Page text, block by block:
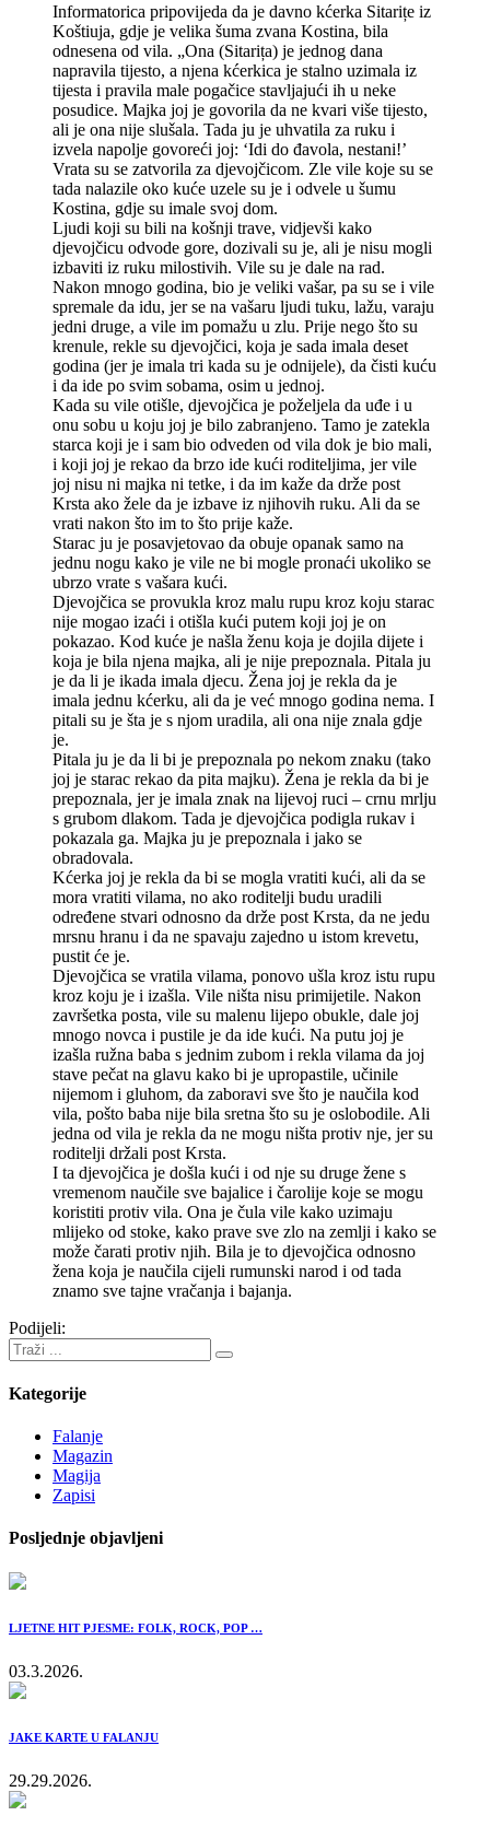
Informatorica pripovijeda da je davno kćerka Sitarițe iz
Koštiuja, gdje je velika šuma zvana Kostina, bila
odnesena od vila. „Ona (Sitarița) je jednog dana
napravila tijesto, a njena kćerkica je stalno uzimala iz
tijesta i pravila male pogačice stavljajući ih u neke
posudice. Majka joj je govorila da ne kvari više tijesto,
ali je ona nije slušala. Tada ju je uhvatila za ruku i
izvela napolje govoreći joj: ‘Idi do đavola, nestani!’
Vrata su se zatvorila za djevojčicom. Zle vile koje su se
tada nalazile oko kuće uzele su je i odvele u šumu
Kostina, gdje su imale svoj dom.
Ljudi koji su bili na košnji trave, vidjevši kako
djevojčicu odvode gore, dozivali su je, ali je nisu mogli
izbaviti iz ruku milostivih. Vile su je dale na rad.
Nakon mnogo godina, bio je veliki vašar, pa su se i vile
spremale da idu, jer se na vašaru ljudi tuku, lažu, varaju
jedni druge, a vile im pomažu u zlu. Prije nego što su
krenule, rekle su djevojčici, koja je sada imala deset
godina (jer je imala tri kada su je odnijele), da čisti kuću
i da ide po svim sobama, osim u jednoj.
Kada su vile otišle, djevojčica je poželjela da uđe i u
onu sobu u koju joj je bilo zabranjeno. Tamo je zatekla
starca koji je i sam bio odveden od vila dok je bio mali,
i koji joj je rekao da brzo ide kući roditeljima, jer vile
joj nisu ni majka ni tetke, i da im kaže da drže post
Krsta ako žele da je izbave iz njihovih ruku. Ali da se
vrati nakon što im to što prije kaže.
Starac ju je posavjetovao da obuje opanak samo na
jednu nogu kako je vile ne bi mogle pronaći ukoliko se
ubrzo vrate s vašara kući.
Djevojčica se provukla kroz malu rupu kroz koju starac
nije mogao izaći i otišla kući putem koji joj je on
pokazao. Kod kuće je našla ženu koja je dojila dijete i
koja je bila njena majka, ali je nije prepoznala. Pitala ju
je da li je ikada imala djecu. Žena joj je rekla da je
imala jednu kćerku, ali da je već mnogo godina nema. I
pitali su je šta je s njom uradila, ali ona nije znala gdje
je.
Pitala ju je da li bi je prepoznala po nekom znaku (tako
joj je starac rekao da pita majku). Žena je rekla da bi je
prepoznala, jer je imala znak na lijevoj ruci – crnu mrlju
s grubom dlakom. Tada je djevojčica podigla rukav i
pokazala ga. Majka ju je prepoznala i jako se
obradovala.
Kćerka joj je rekla da bi se mogla vratiti kući, ali da se
mora vratiti vilama, no ako roditelji budu uradili
određene stvari odnosno da drže post Krsta, da ne jedu
mrsnu hranu i da ne spavaju zajedno u istom krevetu,
pustit će je.
Djevojčica se vratila vilama, ponovo ušla kroz istu rupu
kroz koju je i izašla. Vile ništa nisu primijetile. Nakon
završetka posta, vile su malenu lijepo obukle, dale joj
mnogo novca i pustile je da ide kući. Na putu joj je
izašla ružna baba s jednim zubom i rekla vilama da joj
stave pečat na glavu kako bi je upropastile, učinile
nijemom i gluhom, da zaboravi sve što je naučila kod
vila, pošto baba nije bila sretna što su je oslobodile. Ali
jedna od vila je rekla da ne mogu ništa protiv nje, jer su
roditelji držali post Krsta.
I ta djevojčica je došla kući i od nje su druge žene s
vremenom naučile sve bajalice i čarolije koje se mogu
koristiti protiv vila. Ona je čula vile kako uzimaju
mlijeko od stoke, kako prave sve zlo na zemlji i kako se
može čarati protiv njih. Bila je to djevojčica odnosno
žena koja je naučila cijeli rumunski narod i od tada
znamo sve tajne vračanja i bajanja.
Podijeli:
Kategorije
Falanje
Magazin
Magija
Zapisi
Posljednje objavljeni
LJETNE HIT PJESME: FOLK, ROCK, POP …
03.3.2026.
JAKE KARTE U FALANJU
29.29.2026.